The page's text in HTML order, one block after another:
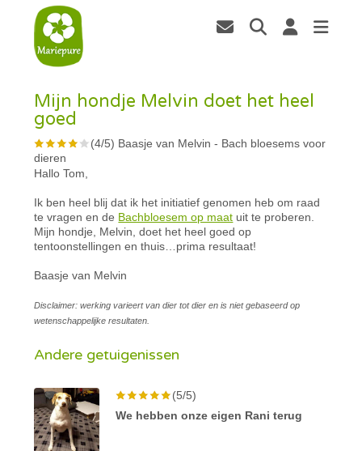
Mijn hondje Melvin doet het heel
goed
(4/5) Baasje van Melvin - Bach bloesems voor
dieren
Hallo Tom,
Ik ben heel blij dat ik het initiatief genomen heb om raad
te vragen en de Bachbloesem op maat uit te proberen.
Mijn hondje, Melvin, doet het heel goed op
tentoonstellingen en thuis…prima resultaat!
Baasje van Melvin
Disclaimer: werking varieert van dier tot dier en is niet gebaseerd op
wetenschappelijke resultaten.
Andere getuigenissen
(5/5)
We hebben onze eigen Rani terug